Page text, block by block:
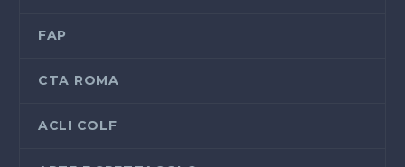
FAP
CTA ROMA
ACLI COLF